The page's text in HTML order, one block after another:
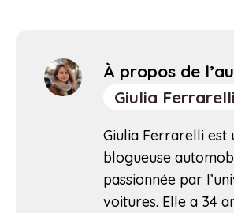
À propos de
Giulia Ferrarelli
Giulia Ferrarelli est
blogueuse
passionnée par
voitures. Elle a 34